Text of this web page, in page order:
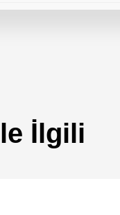
İlgili